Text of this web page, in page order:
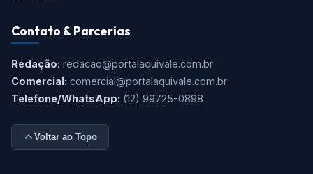
Contato & Parcerias
Redação: redacao@portalaquivale.com.br
Comercial: comercial@portalaquivale.com.br
Telefone/WhatsApp: (12) 99725-0898
Voltar ao Topo